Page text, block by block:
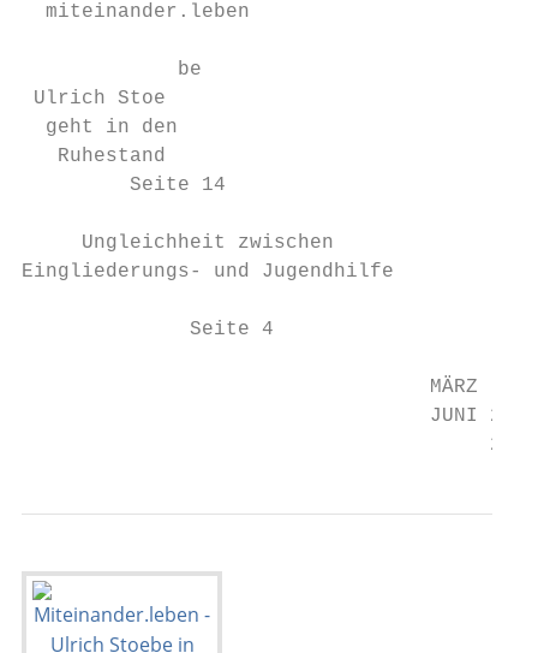
  miteinander.leben
             be
Ulrich Stoe
  geht in den
   Ruhestand
         Seite 14
     Ungleichheit zwischen
Eingliederungs- und Jugendhilfe
Seite 4
                                  MÄRZ
                                  JUNI 2021
                                       2021